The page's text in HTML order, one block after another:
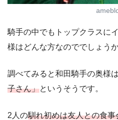
騎手の中でもトップクラスに
様はどんな方なのででしょうか
調べてみると和田騎手の奥様
子さん」というそうです。
2人の馴れ初めは友人との食事